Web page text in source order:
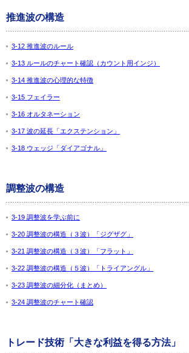
推進波の構造
3-12 推進波のルール
3-13 ルールのチャート確認（カウント用インジ）
3-14 推進波の心理的な特徴
3-15 フェイラー
3-16 オルタネーション
3-17 波の延長「エクステンション」
3-18 ウェッジ「ダイアゴナル」
調整波の構造
3-19 調整波を学ぶ前に
3-20 調整波の構造（３波）「ジグザグ」
3-21 調整波の構造（３波）「フラット」
3-22 調整波の構造（５波）「トライアングル」
3-23 調整波の細分化（まとめ）
3-24 調整波のチャート確認
トレード技術「大きな利益を得る方法」